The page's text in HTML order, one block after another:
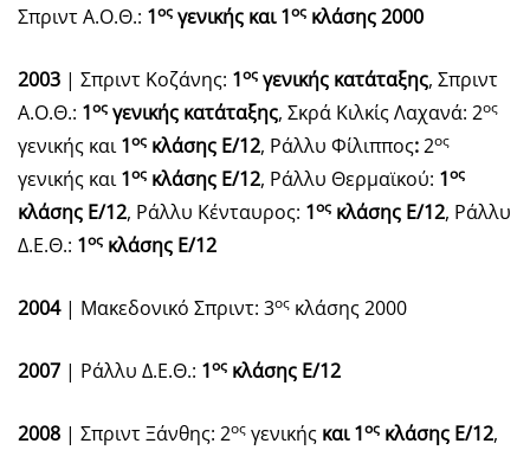
Σπριντ Α.Ο.Θ.: 1ος γενικής και 1ος κλάσης 2000
2003 | Σπριντ Κοζάνης: 1ος γενικής κατάταξης, Σπριντ
Α.Ο.Θ.: 1ος γενικής κατάταξης, Σκρά Κιλκίς Λαχανά: 2ος
γενικής και1ος κλάσης Ε/12, Ράλλυ Φίλιππος:2ος
γενικής και1ος κλάσης Ε/12, Ράλλυ Θερμαϊκού: 1ος
κλάσης Ε/12, Ράλλυ Κένταυρος: 1ος κλάσης Ε/12, Ράλλυ
Δ.Ε.Θ.: 1ος κλάσης Ε/12
2004 | Μακεδονικό Σπριντ: 3ος κλάσης 2000
2007 | Ράλλυ Δ.Ε.Θ.: 1ος κλάσης Ε/12
2008 | Σπριντ Ξάνθης: 2ος γενικής και 1ος κλάσης Ε/12,